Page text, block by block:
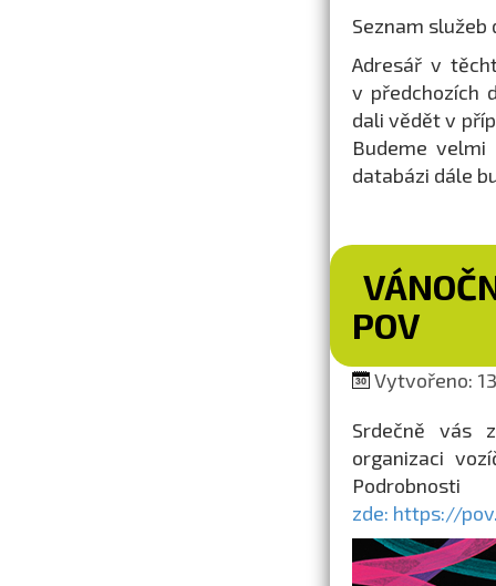
Seznam
Adresář v
v předchozích
dali vědět v
Budeme
databázi dále
POV
Vytvořeno:
Srdečně vás
organizaci
zde: https://